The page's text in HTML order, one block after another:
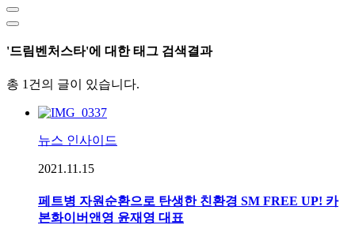
'드림벤처스타'에 대한 태그 검색결과
총 1건의 글이 있습니다.
뉴스 인사이드
2021.11.15
페트병 자원순환으로 탄생한 친환경 SM FREE UP! 카
본화이버앤영 윤재영 대표